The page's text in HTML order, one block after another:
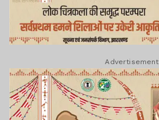
Advertisement